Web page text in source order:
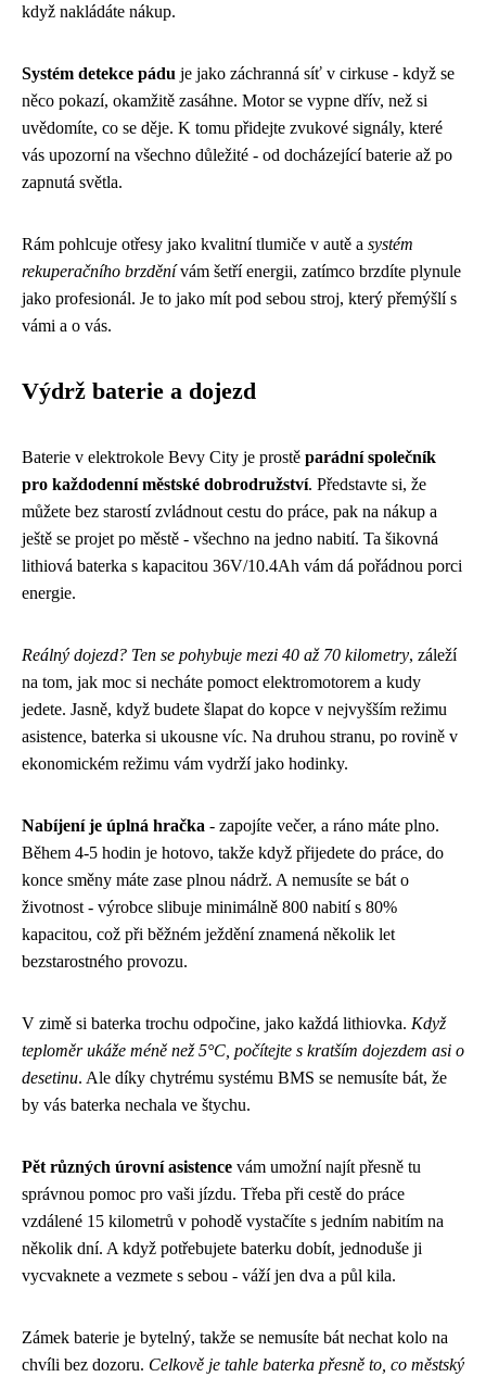
když nakládáte nákup.
Systém detekce pádu je jako záchranná síť v cirkuse - když se
něco pokazí, okamžitě zasáhne. Motor se vypne dřív, než si
uvědomíte, co se děje. K tomu přidejte zvukové signály, které
vás upozorní na všechno důležité - od docházející baterie až po
zapnutá světla.
Rám pohlcuje otřesy jako kvalitní tlumiče v autě a systém
rekuperačního brzděnívám šetří energii, zatímco brzdíte plynule
jako profesionál. Je to jako mít pod sebou stroj, který přemýšlí s
vámi a o vás.
Výdrž baterie a dojezd
Baterie v elektrokole Bevy City je prostě parádní společník
pro každodenní městské dobrodružství. Představte si, že
můžete bez starostí zvládnout cestu do práce, pak na nákup a
ještě se projet po městě - všechno na jedno nabití. Ta šikovná
lithiová baterka s kapacitou 36V/10.4Ah vám dá pořádnou porci
energie.
Reálný dojezd? Ten se pohybuje mezi 40 až 70 kilometry, záleží
na tom, jak moc si necháte pomoct elektromotorem a kudy
jedete. Jasně, když budete šlapat do kopce v nejvyšším režimu
asistence, baterka si ukousne víc. Na druhou stranu, po rovině v
ekonomickém režimu vám vydrží jako hodinky.
Nabíjení je úplná hračka - zapojíte večer, a ráno máte plno.
Během 4-5 hodin je hotovo, takže když přijedete do práce, do
konce směny máte zase plnou nádrž. A nemusíte se bát o
životnost - výrobce slibuje minimálně 800 nabití s 80%
kapacitou, což při běžném ježdění znamená několik let
bezstarostného provozu.
V zimě si baterka trochu odpočine, jako každá lithiovka. Když
teploměr ukáže méně než 5°C, počítejte s kratším dojezdem asi o
desetinu. Ale díky chytrému systému BMS se nemusíte bát, že
by vás baterka nechala ve štychu.
Pět různých úrovní asistence vám umožní najít přesně tu
správnou pomoc pro vaši jízdu. Třeba při cestě do práce
vzdálené 15 kilometrů v pohodě vystačíte s jedním nabitím na
několik dní. A když potřebujete baterku dobít, jednoduše ji
vycvaknete a vezmete s sebou - váží jen dva a půl kila.
Zámek baterie je bytelný, takže se nemusíte bát nechat kolo na
chvíli bez dozoru. Celkově je tahle baterka přesně to, co městský